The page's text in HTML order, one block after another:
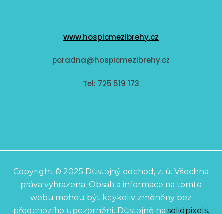
www.hospicmezibrehy.cz
poradna@hospicmezibrehy.cz
Tel: 725 519 173
Copyright © 2025 Důstojný odchod, z. ú. Všechna
práva vyhrazena. Obsah a informace na tomto
webu mohou být kdykoliv změněny bez
předchozího upozornění. Důstojně na solidpixels.